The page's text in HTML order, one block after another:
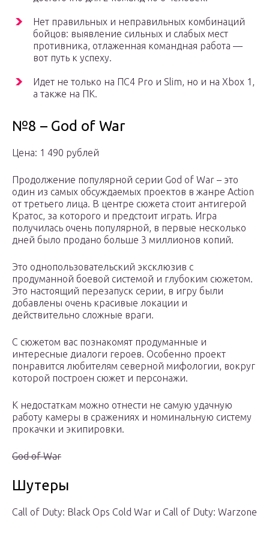
Нет правильных и неправильных комбинаций
бойцов: выявление сильных и слабых мест
противника, отлаженная командная работа —
вот путь к успеху.
Идет не только на ПС4 Pro и Slim, но и на Xbox 1,
а также на ПК.
№8 – God of War
Цена: 1 490 рублей
Продолжение популярной серии God of War – это
один из самых обсуждаемых проектов в жанре Action
от третьего лица. В центре сюжета стоит антигерой
Кратос, за которого и предстоит играть. Игра
получилась очень популярной, в первые несколько
дней было продано больше 3 миллионов копий.
Это однопользовательский эксклюзив с
продуманной боевой системой и глубоким сюжетом.
Это настоящий перезапуск серии, в игру были
добавлены очень красивые локации и
действительно сложные враги.
С сюжетом вас познакомят продуманные и
интересные диалоги героев. Особенно проект
понравится любителям северной мифологии, вокруг
которой построен сюжет и персонажи.
К недостаткам можно отнести не самую удачную
работу камеры в сражениях и номинальную систему
прокачки и экипировки.
God of War
Шутеры
Call of Duty: Black Ops Cold War и Call of Duty: Warzone